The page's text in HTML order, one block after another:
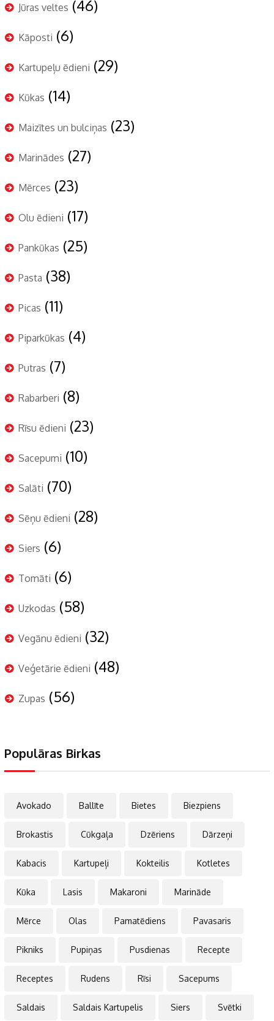
Jūras veltes (46)
Kāposti (6)
Kartupeļu ēdieni (29)
Kūkas (14)
Maizītes un bulciņas (23)
Marinādes (27)
Mērces (23)
Olu ēdieni (17)
Pankūkas (25)
Pasta (38)
Picas (11)
Piparkūkas (4)
Putras (7)
Rabarberi (8)
Rīsu ēdieni (23)
Sacepumi (10)
Salāti (70)
Sēņu ēdieni (28)
Siers (6)
Tomāti (6)
Uzkodas (58)
Vegānu ēdieni (32)
Veģetārie ēdieni (48)
Zupas (56)
Populāras Birkas
Avokado Ballīte Bietes Biezpiens
Brokastis Cūkgaļa Dzēriens Dārzeņi
Kabacis Kartupeļi Kokteilis Kotletes
Kūka Lasis Makaroni Marināde
Mērce Olas Pamatēdiens Pavasaris
Pikniks Pupiņas Pusdienas Recepte
Receptes Rudens Rīsi Sacepums
Saldais Saldais Kartupelis Siers Svētki